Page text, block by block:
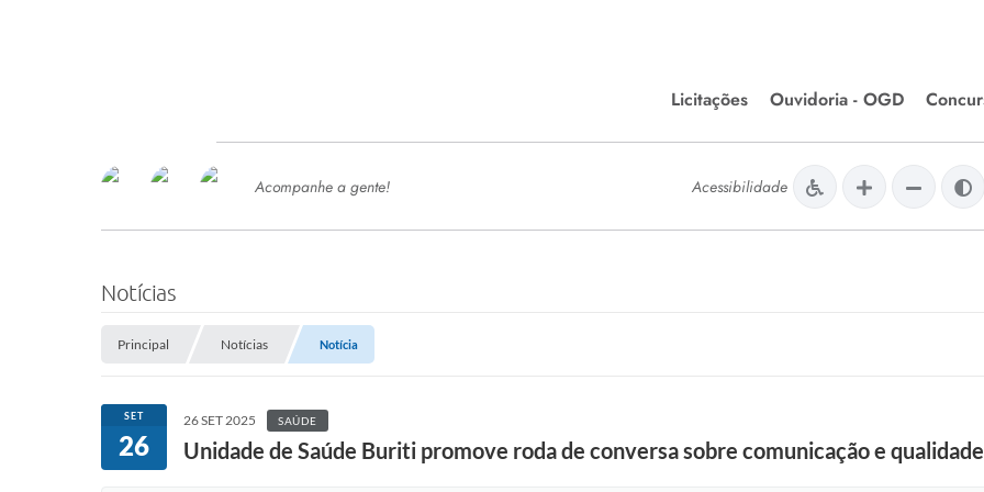
Licitações
Editais de Licitações
Chamamentos Públicos
Ouvidoria - OGD
SERVIÇOS
SEMED
Processo de Contratação -
Concursos e Processos Seletivos
Esporte
Meio Ambiente
Diário Oficial
Acompanhe a gente! Acessibilidade
Notícias
Principal Notícias Notícia
SET
26
26 SET 2025 SAÚDE
Unidade de Saúde Buriti promove roda de conversa sobre comunicação e